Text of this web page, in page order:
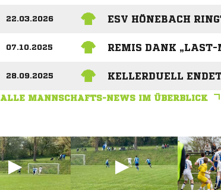
22.03.2026 ESV HÖNEBACH
07.10.2025 REMIS DANK „LAST-
28.09.2025 KELLERDUELL
ALLE MANNSCHAFTS-NEWS IM ÜBERBLICK